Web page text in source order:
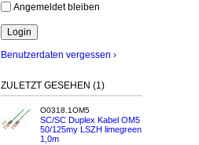
Angemeldet bleiben
Benutzerdaten vergessen ›
ZULETZT GESEHEN (1)
O0318.1OM5
SC/SC Duplex Kabel OM5
50/125my LSZH limegreen
1,0m